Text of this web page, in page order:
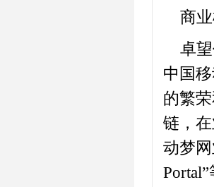
商
卓
中国
的繁
链，
动梦